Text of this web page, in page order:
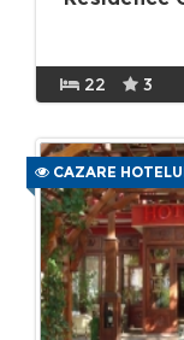
22 3
CAZARE